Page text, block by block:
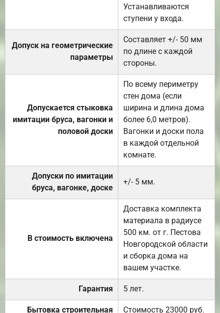
Устанавливаются
ступени у входа.
Допуск на геометрические
параметры
Составляет +/- 50 мм
по длине с каждой
стороны.
Допускается стыковка
имитации бруса, вагонки и
половой доски
По всему периметру
стен дома (если
ширина и длина дома
более 6,0 метров).
Вагонки и доски пола
в каждой отдельной
комнате.
Допуски по имитации
бруса, вагонке, доске
+/- 5 мм.
В стоимость включена
Доставка комплекта
материала в радиусе
500 км. от г. Пестова
Новгородской области
и сборка дома на
вашем участке.
Гарантия 5 лет.
Бытовка строительная Стоимость 23000 руб.